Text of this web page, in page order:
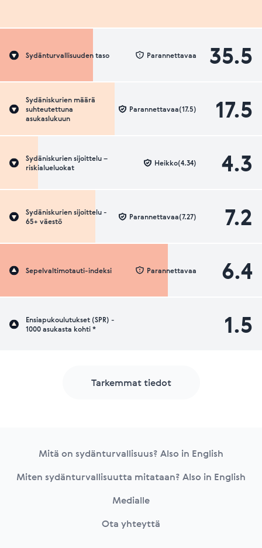
Sydänturvallisuuden taso 35.5
Parannettavaa
Sydäniskurien määrä
suhteutettuna
asukaslukuun
17.5
Parannettavaa(17.5)
Sydäniskurien sijoittelu –
riskialueluokat
4.3
Heikko(4.34)
Sydäniskurien sijoittelu -
65+ väestö
7.2
Parannettavaa(7.27)
Sepelvaltimotauti-indeksi 6.4
Parannettavaa
Ensiapukoulutukset (SPR) -
1000 asukasta kohti *
1.5
Tarkemmat tiedot
Mitä on sydänturvallisuus? Also in English
Miten sydänturvallisuutta mitataan? Also in English
Medialle
Ota yhteyttä